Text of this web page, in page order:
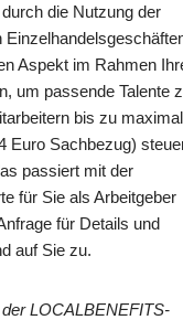
die Nutzung der
Aspekt im Rahmen
um passende Talente
bis zu maximal
Euro Sachbezug)
passiert mit der
für Sie als Arbeitgeber
für Details und
auf Sie zu.
LOCALBENEFITS-